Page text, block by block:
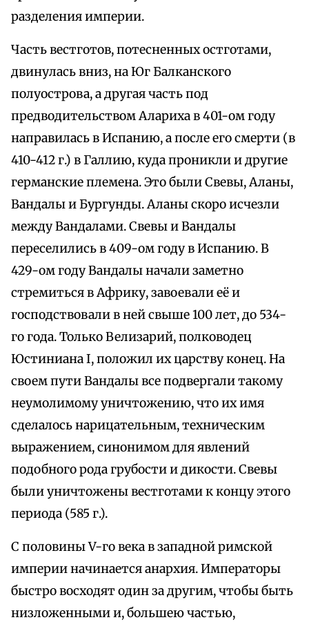
разделения империи.
Часть вестготов, потесненных остготами,
двинулась вниз, на Юг Балканского
полуострова, а другая часть под
предводительством Алариха в 401-ом году
направилась в Испанию, а после его смерти (в
410-412 г.) в Галлию, куда проникли и другие
германские племена. Это были Свевы, Аланы,
Вандалы и Бургунды. Аланы скоро исчезли
между Вандалами. Свевы и Вандалы
переселились в 409-ом году в Испанию. В
429-ом году Вандалы начали заметно
стремиться в Африку, завоевали её и
господствовали в ней свыше 100 лет, до 534-
го года. Только Велизарий, полководец
Юстиниана I, положил их царству конец. На
своем пути Вандалы все подвергали такому
неумолимому уничтожению, что их имя
сделалось нарицательным, техническим
выражением, синонимом для явлений
подобного рода грубости и дикости. Свевы
были уничтожены вестготами к концу этого
периода (585 г.).
С половины V-го века в западной римской
империи начинается анархия. Императоры
быстро восходят один за другим, чтобы быть
низложенными и, большею частью,